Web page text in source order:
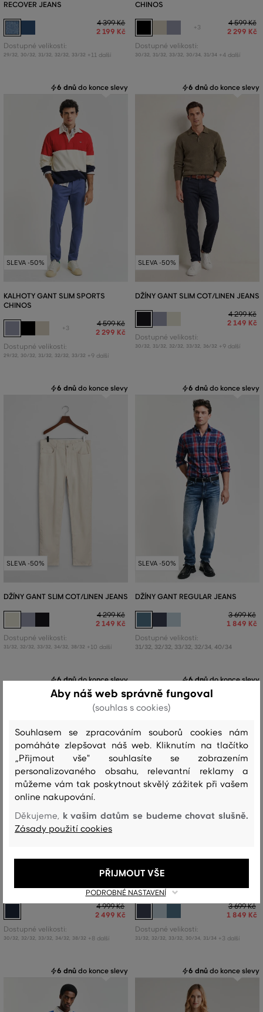
RECOVER JEANS
4 399 Kč
2 199 Kč
Dostupné velikosti:
29/32 30/32 31/32 32/32 33/32 +11 další
CHINOS
+3
4 599 Kč
2 299 Kč
Dostupné velikosti:
30/32 31/32 33/32 30/34 31/34 +4 další
6 dnů do konce slevy
SLEVA -50%
KALHOTY GANT SLIM SPORTS
CHINOS
+3
4 599 Kč
2 299 Kč
Dostupné velikosti:
29/32 30/32 31/32 32/32 33/32 +9 další
6 dnů do konce slevy
SLEVA -50%
DŽÍNY GANT SLIM COT/LINEN JEANS
4 299 Kč
2 149 Kč
Dostupné velikosti:
30/32 31/32 32/32 33/32 36/32 +9 další
6 dnů do konce slevy
SLEVA -50%
DŽÍNY GANT SLIM COT/LINEN JEANS
4 299 Kč
2 149 Kč
Dostupné velikosti:
31/32 32/32 33/32 34/32 38/32 +10 další
6 dnů do konce slevy
SLEVA -50%
DŽÍNY GANT REGULAR JEANS
3 699 Kč
1 849 Kč
Dostupné velikosti:
31/32, 32/32, 33/32, 32/34, 40/34
6 dnůdo konce slevy
KALHOTY GANT SLIM CHINOS
4 999 Kč
2 499 Kč
Dostupné velikosti:
30/32 32/32 33/32 34/32 38/32 +8 další
6 dnůdo konce slevy
DŽÍNY GANT REGULAR JEANS
3 699 Kč
1 849 Kč
Dostupné velikosti:
31/32 32/32 33/32 30/34 31/34 +3 další
6 dnů do konce slevy 6 dnů do konce slevy
Aby náš web správně fungoval
(souhlas s cookies)
Souhlasem se zpracováním souborů cookies nám
pomáháte zlepšovat náš web. Kliknutím na tlačítko
„Přijmout vše" souhlasíte se zobrazením
personalizovaného obsahu, relevantní reklamy a
můžeme vám tak poskytnout skvělý zážitek při vašem
online nakupování.
Děkujeme, k vašim datům se budeme chovat slušně.
Zásady použití cookies
PODROBNÉ NASTAVENÍ
PŘIJMOUT VŠE